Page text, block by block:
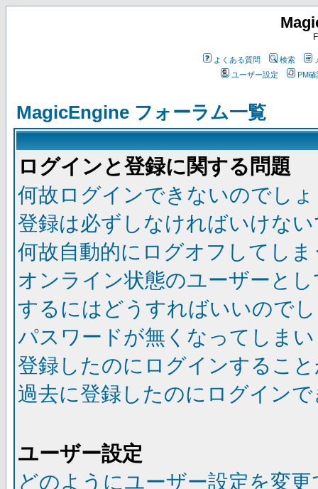
よくある質問 検索
ユーザー設定
PM
MagicEngine フォーラム一覧
ログインと登録に関する問題
何故ログインできないのでし
登録は必ずしなければいけな
何故自動的にログオフしてし
オンライン状態のユーザーと
するにはどうすればいいので
パスワードが無くなってしま
登録したのにログインするこ
過去に登録したのにログイン
ユーザー設定
どのようにユーザー設定を変